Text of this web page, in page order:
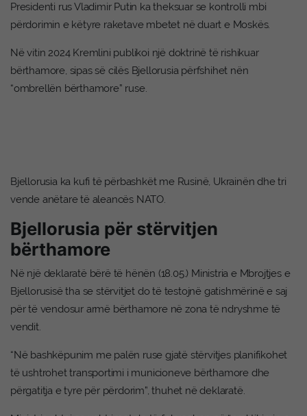
Presidenti rus Vladimir Putin ka theksuar se kontrolli mbi
përdorimin e këtyre raketave mbetet në duart e Moskës.
Në vitin 2024 Kremlini publikoi një doktrinë të rishikuar
bërthamore, sipas së cilës Bjellorusia përfshihet nën
“ombrellën bërthamore” ruse.
Bjellorusia ka kufi të përbashkët me Rusinë, Ukrainën dhe tri
vende anëtare të aleancës NATO.
Bjellorusia për stërvitjen
bërthamore
Në një deklaratë bërë të hënën (18.05.) Ministria e Mbrojtjes e
Bjellorusisë tha se stërvitjet do të testojnë gatishmërinë e saj
për të vendosur armë bërthamore në zona të ndryshme të
vendit.
“Në bashkëpunim me palën ruse gjatë stërvitjes planifikohet
të ushtrohet transportimi i municioneve bërthamore dhe
përgatitja e tyre për përdorim”, thuhet në deklaratë.